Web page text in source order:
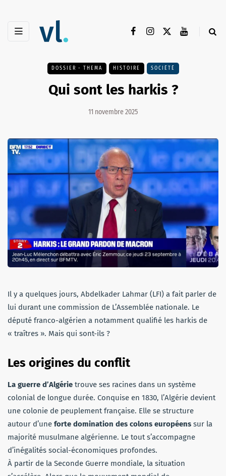
DOSSIER - THEMA HISTOIRE SOCIÉTÉ
Qui sont les harkis ?
11 novembre 2025
Il y a quelques jours, Abdelkader Lahmar (LFI) a fait parler de
lui durant une commission de L’Assemblée nationale. Le
député franco-algérien a notamment qualifié les harkis de
« traîtres ». Mais qui sont-ils ?
Les origines du conflit
La guerre d’Algérie trouve ses racines dans un système
colonial de longue durée. Conquise en 1830, l’Algérie devient
une colonie de peuplement française. Elle se structure
autour d’une forte domination des colons européens sur la
majorité musulmane algérienne. Le tout s’accompagne
d’inégalités social-économiques profondes.
À partir de la Seconde Guerre mondiale, la situation